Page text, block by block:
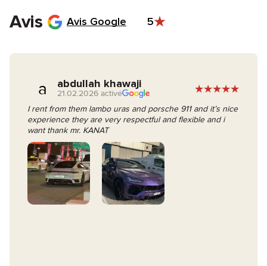
Avis Avis Google 5
a abdullah khawaji
21.02.2026 activé
I rent from them lambo uras and porsche 911 and it’s nice
experience they are very respectful and flexible and i
want thank mr. KANAT